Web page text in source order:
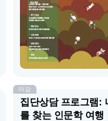
소개:점심시간 휴식같은 싱잉볼
상으로 나른한 오후에 힘을 더해
립니다.
마감
집단상담 프로그램:
를 찾는 인문학 여행